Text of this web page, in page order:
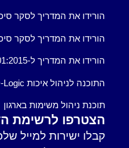
הורידו את המדריך לסקר
הורידו את המדריך לסקר
הורידו את המדריך ל-ISO 9001:2015
התוכנה לניהול איכות Q-Logic
תוכנת ניהול משימות בארגון
הצטרפו לרשימת
קבלו ישירות למייל